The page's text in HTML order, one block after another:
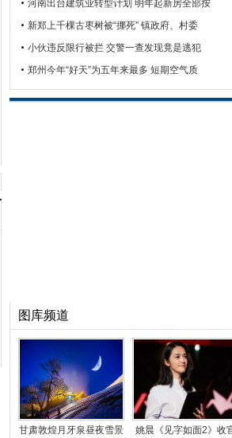
河南出台建筑业转型计划 明年起新房全部按
新郑上千棵古枣树被“挪死” 镇政府、村委
小伙违反限行被拦 交警一查发现竟是逃犯
郑州今年“好天”为五年来最多 短期空气质
图库频道
甘肃敦煌月牙泉昼夜雪景
姚晨《见字如面2》收